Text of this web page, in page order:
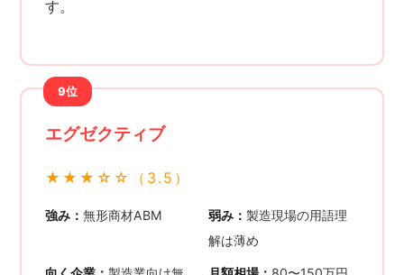
す。
9位
エグゼクティブ
★★★☆☆（3.5）
強み：無形商材ABM 弱み： 製造現場の用語理
解は薄め